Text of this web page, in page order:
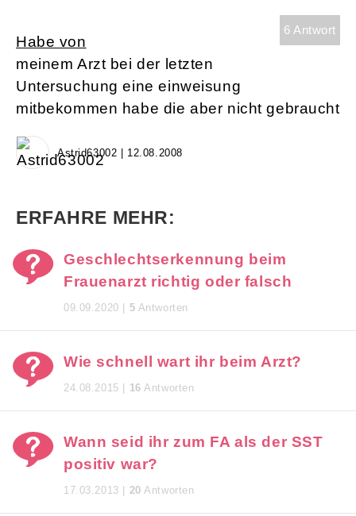
6 Antwort
Habe von
meinem Arzt bei der letzten
Untersuchung eine einweisung
mitbekommen habe die aber nicht gebraucht
Astrid63002 | 12.08.2008
ERFAHRE MEHR:
Geschlechtserkennung beim
Frauenarzt richtig oder falsch
09.09.2020 | 5 Antworten
Wie schnell wart ihr beim Arzt?
24.08.2015 | 16 Antworten
Wann seid ihr zum FA als der SST
positiv war?
17.03.2013 | 20 Antworten